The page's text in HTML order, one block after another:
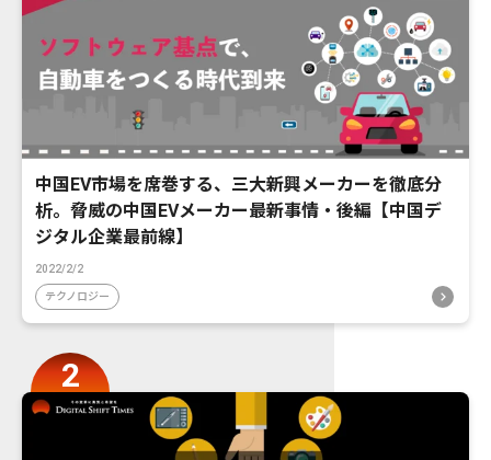
中国EV市場を席巻する、三大新興メーカーを徹底分
析。脅威の中国EVメーカー最新事情・後編【中国デ
ジタル企業最前線】
2022/2/2
テクノロジー